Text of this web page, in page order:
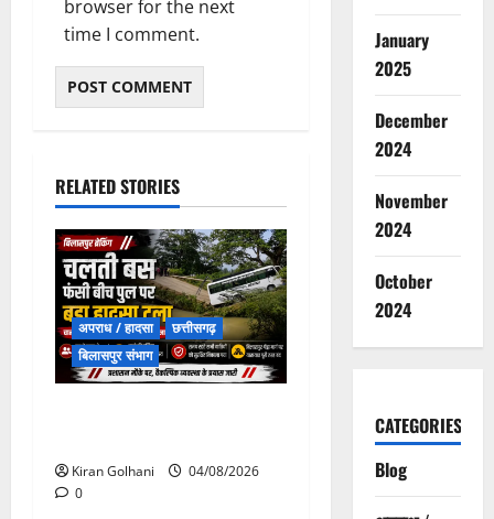
browser for the next
time I comment.
RELATED STORIES
अपराध / हादसा
छत्तीसगढ़
बिलासपुर संभाग
Kiran Golhani
04/08/2026
0
January
2025
December
2024
November
2024
October
2024
CATEGORIES
Blog